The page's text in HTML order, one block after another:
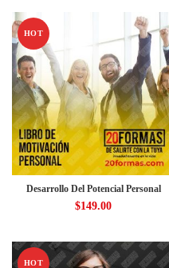
HOT
Desarrollo Del Potencial Personal
$149.00
HOT